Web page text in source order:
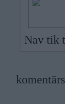
Nav tik